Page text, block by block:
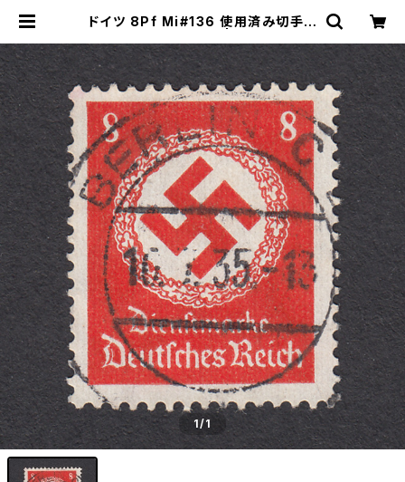
ドイツ 8Pf Mi#136 使用済み切手｜
プのネットショップ | Young Stamp
1/1